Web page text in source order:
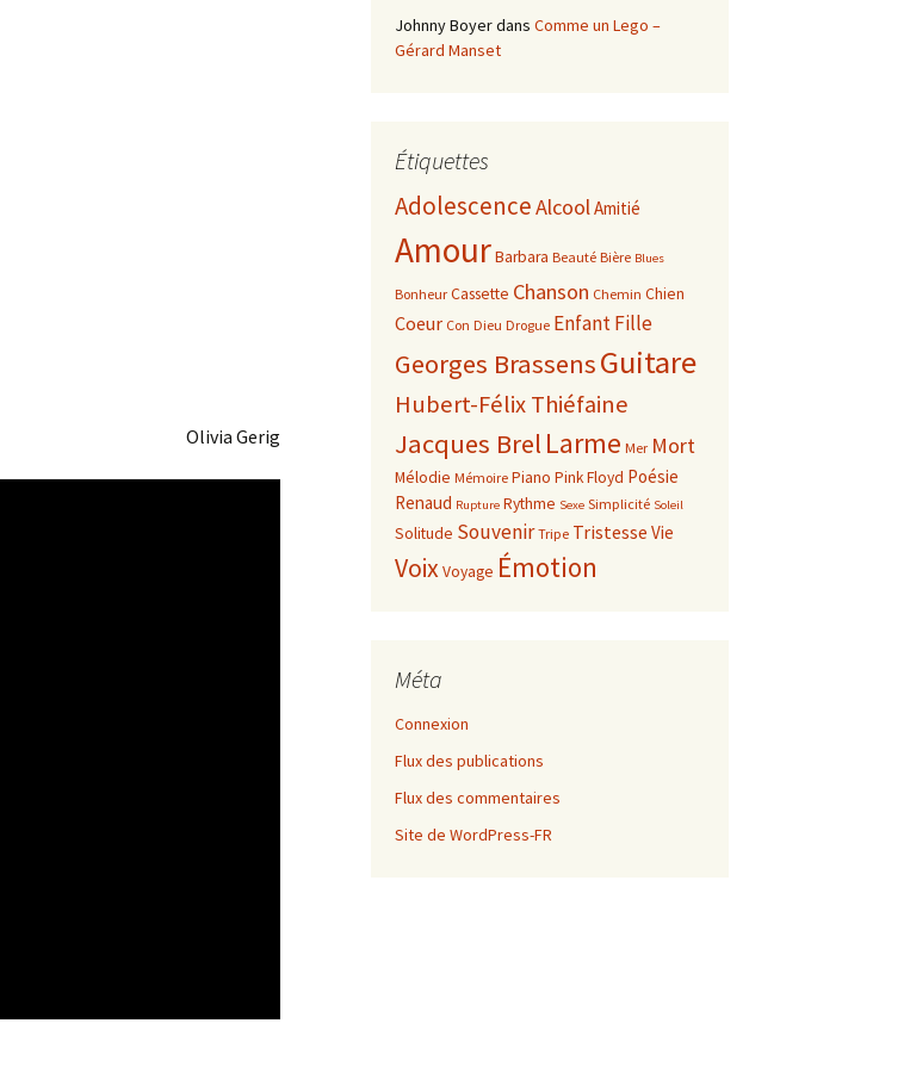
Olivia Gerig
Johnny Boyerdans Comme un Lego –
Gérard Manset
Étiquettes
AdolescenceAlcoolAmitié
AmourBarbara Beauté Bière Blues
Bonheur Cassette Chanson Chemin Chien
Coeur Con Dieu Drogue EnfantFille
Georges BrassensGuitare
Hubert-Félix Thiéfaine
Jacques Brel Larme Mer Mort
Mélodie Mémoire Piano Pink Floyd Poésie
Renaud Rupture Rythme Sexe Simplicité Soleil
Solitude Souvenir Tripe Tristesse Vie
VoixVoyage Émotion
Méta
Connexion
Flux des publications
Flux des commentaires
Site de WordPress-FR